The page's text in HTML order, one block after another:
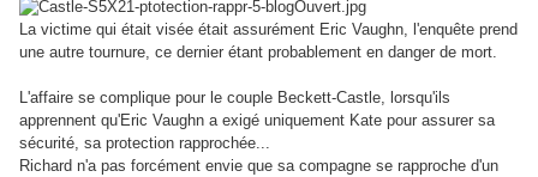
La victime qui était visée était assurément Eric Vaughn, l'enquête prend
une autre tournure, ce dernier étant probablement en danger de mort.
L'affaire se complique pour le couple Beckett-Castle, lorsqu'ils
apprennent qu'Eric Vaughn a exigé uniquement Kate pour assurer sa
sécurité, sa protection rapprochée...
Richard n'a pas forcément envie que sa compagne se rapproche d'un